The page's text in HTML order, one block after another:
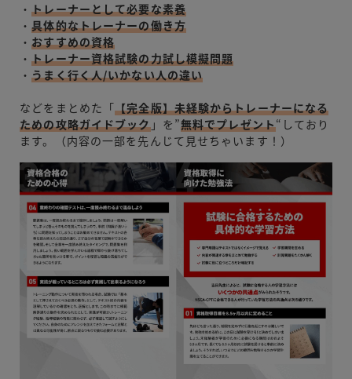
・トレーナーとして必要な素養
・具体的なトレーナーの働き方
・おすすめの資格
・トレーナー資格試験の力試し模擬問題
・うまく行く人/いかない人の違い
などをまとめた「【完全版】未経験からトレーナーになる
ための攻略ガイドブック」を”無料でプレゼント“しており
ます。（内容の一部を先んじて見せちゃいます！）